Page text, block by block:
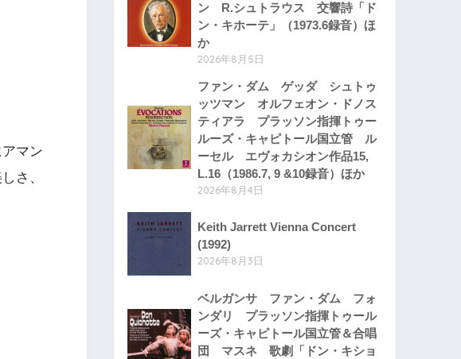
マン
さ、
ン R.シュトラウス 交響詩「ド
ン・キホーテ」（1973.6録音）ほ
か
2026年8月5日
ファン・ダム ゲッダ シュトゥ
ッツマン オルフェオン・ドノス
ティアラ プラッソン指揮トゥー
ルーズ・キャピトール国立管 ル
ーセル エヴォカシオン作品15,
L.16（1986.7, 9 &10録音）ほか
2026年8月4日
Keith Jarrett Vienna Concert
(1992)
2026年8月3日
ベルガンサ ファン・ダム フォ
ンダリ プラッソン指揮トゥール
ーズ・キャピトール国立管＆合唱
団 マスネ 歌劇「ドン・キショ